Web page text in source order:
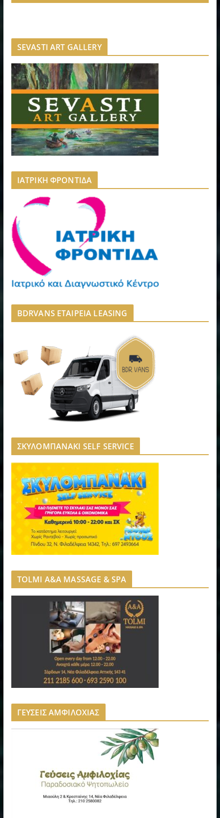
SEVASTI ART GALLERY
ΙΑΤΡΙΚΗ ΦΡΟΝΤΙΔΑ
BDRVANS ΕΤΑΙΡΕΙΑ LEASING
ΣΚΥΛΟΜΠΑΝΑΚΙ SELF SERVICE
TOLMI A&A MASSAGE & SPA
ΓΕΥΣΕΙΣ ΑΜΦΙΛΟΧΙΑΣ